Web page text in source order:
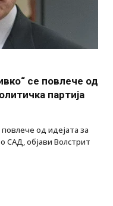
се повлече од
партија
од идејата за
САД, објави Волстрит